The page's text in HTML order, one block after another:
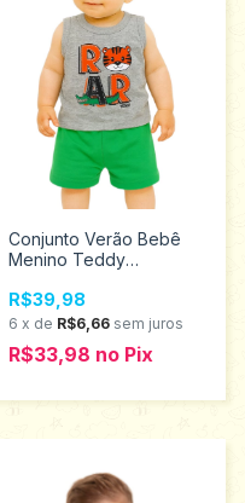
Conjunto Verão Bebê
Menino Teddy
R$39,98
6 x de R$6,66 sem juros
R$33,98 no Pix